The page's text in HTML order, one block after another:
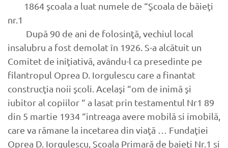
1864 şcoala a luat numele de “Şcoala de băieţi
nr.1
După 90 de ani de folosinţă, vechiul local
insalubru a fost demolat în 1926. S-a alcătuit un
Comitet de iniţiativă, avându-l ca presedinte pe
filantropul Oprea D. Iorgulescu care a finantat
construcţia noii şcoli. Acelaşi “om de inimă şi
iubitor al copiilor “ a lasat prin testamentul Nr1 89
din 5 martie 1934 “intreaga avere mobilă si imobilă,
care va rămane la incetarea din viaţă … Fundaţiei
Oprea D. Iorgulescu, Şcoala Primară de baieţi Nr.1 si